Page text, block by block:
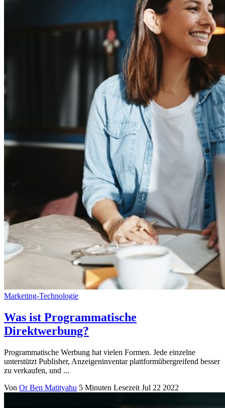
Marketing-Technologie
Was ist Programmatische
Direktwerbung?
Programmatische Werbung hat vielen Formen. Jede einzelne
unterstützt Publisher, Anzeigeninventar plattformübergreifend besser
zu verkaufen, und ...
Von Or Ben Matityahu 5 Minuten Lesezeit Jul 22 2022